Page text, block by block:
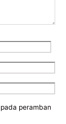
peramban